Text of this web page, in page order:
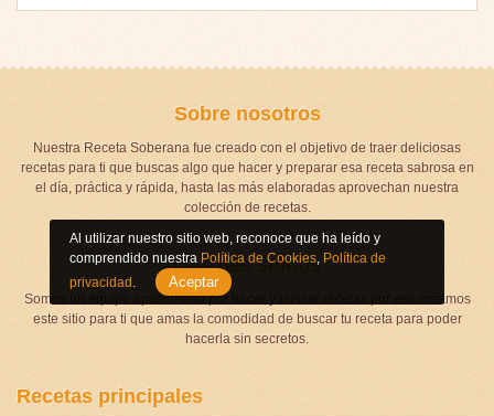
Sobre nosotros
Nuestra Receta Soberana fue creado con el objetivo de traer deliciosas
recetas para ti que buscas algo que hacer y preparar esa receta sabrosa en
el día, práctica y rápida, hasta las más elaboradas aprovechan nuestra
colección de recetas.
Quienes somos
Somos un equipo apasionado por hacer y buscar recetas por eso creamos
este sitio para ti que amas la comodidad de buscar tu receta para poder
hacerla sin secretos.
Recetas principales
Al utilizar nuestro sitio web, reconoce que ha leído y
comprendido nuestra Política de Cookies, Política de
privacidad . Aceptar